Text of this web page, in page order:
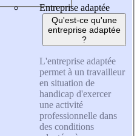
Entreprise adaptée
Qu'est-ce qu'une
entreprise adaptée
?
L'entreprise adaptée
permet à un travailleur
en situation de
handicap d'exercer
une activité
professionnelle dans
des conditions